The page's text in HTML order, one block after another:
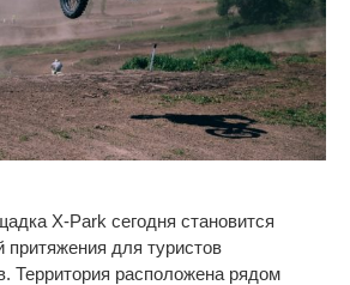
X-Park сегодня становится
притяжения для туристов
Территория расположена рядом